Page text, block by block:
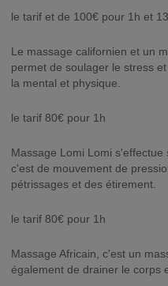
le tarif et de 100€ pour 1h et
Le massage californien et un
permet de soulager le stress
la mental et physique.
le tarif 80€ pour 1h
Massage Lomi Lomi s'effectue
c'est de mouvement de
pétrissages et des étirement.
le tarif 80€ pour 1h
Massage Africain, c'est un
également de drainer le corps